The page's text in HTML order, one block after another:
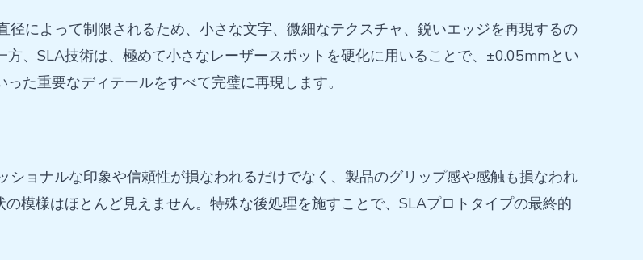
によって制限されるため、小さな文字、微細なテクスチャ、鋭いエッジを再現するの
、SLA技術は、極めて小さなレーザースポットを硬化に用いることで、±0.05mmとい
た重要なディテールをすべて完璧に再現します。
ョナルな印象や信頼性が損なわれるだけでなく、製品のグリップ感や感触も損なわれ
模様はほとんど見えません。特殊な後処理を施すことで、SLAプロトタイプの最終的